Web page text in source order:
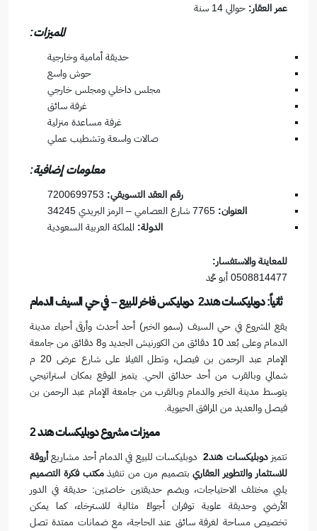
عمر العقار:حوالي 14 سنة
المميزات:
حديقة أمامية وخارجية
حوش واسع
مجلس داخلي ومجلس خارجي
غرفة سائق
غرفة مساعدة منزلية
صالات واسعة وتشطيب عملي
معلومات إضافية:
رقم العقد التسويقي:7200699753
العنوان:7765 شارع العصامي – الرمز البريدي 34245
الدولة:المملكة العربية السعودية
للمعاينة والاستفسار:
0508814477 أبو محمد
ثانياً: دوبليكسات هند2 دوبليكس فاخر للبيع – في حي السيف الدمام
يقع المشروع في حي السيف (سمو الخبر) أحد أحدث وأرقى أحياء مدينة
الدمام وعلى بُعد 10 دقائق من الكورنيش الجديد و8 دقائق من جامعة
الإمام عبد الرحمن بن فيصل، وتطل الفيلا على شارع عرض 20 م
شمالي وبالقرب من أحد حدائق الحي. يتميز الموقع بمكان استراتيجي
يتوسط مدينة الخبر والدمام وبالقرب من جامعة الإمام عبد الرحمن بن
فيصل والعديد من المرافق الحيوية.
مميزات مشروع دوبليكسات هند 2
تتميز دوبليكسات هند2 دوبليكسات للبيع في الدمام أحد مشاريع أروقة
للاستثمار والتطوير العقاريبتصميم مرن من تنفيذ مكتب فكرة التصميم
يلبي مختلف الاحتياجات، ويضم حديقتين خاصتين: حديقة في الدور
الأرضي وحديقة علوية توفران أجواءً مثالية للاسترخاء، كما يمكن
تخصيص مساحة لغرفة سائق عند الحاجة، مع ضمانات ممتدة تصل